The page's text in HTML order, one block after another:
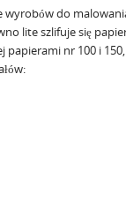
wyrobów do
lite szlifuje się
papierami nr 100 i